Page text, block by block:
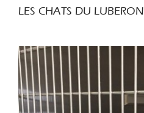
LES CHATS DU LUBERON